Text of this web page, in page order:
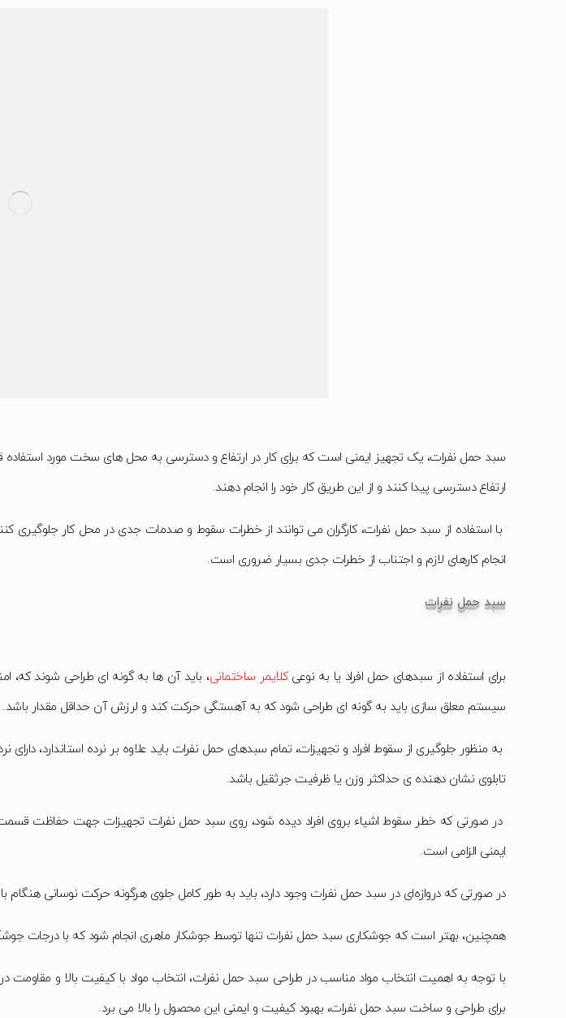
سبد حمل نفرات، یک تجهیز ایمنی است که برای کار در ارتفاع و دسترسی به محل های سخت مورد
ارتفاع دسترسی پیدا کنند و از این طریق کار خود را انجام دهند.
با استفاده از سبد حمل نفرات، کارگران می توانند از خطرات سقوط و صدمات جدی در محل کار جلوگیری
انجام کارهای لازم و اجتناب از خطرات جدی بسیار ضروری است.
سبد حمل نفرات
برای استفاده از سبدهای حمل افراد یا به نوعیکلایمر ساختمانی
سیستم معلق سازی باید به گونه ای طراحی شود که به آهستگی حرکت کند و لرزش آن حداقل مقدار باشد.
به منظور جلوگیری از سقوط افراد و تجهیزات، تمام سبدهای حمل نفرات باید علاوه بر نرده استاندارد،
تابلوی نشان دهنده ی حداکثر وزن یا ظرفیت جرثقیل باشد.
در صورتی که خطر سقوط اشیاء بروی افراد دیده شود، روی سبد حمل نفرات تجهیزات جهت حفاظت قسمت
ایمنی الزامی است.
در صورتی که دروازه‌ای در سبد حمل نفرات وجود دارد، باید به طور کامل جلوی هرگونه حرکت نوسانی هنگام
همچنین، بهتر است که جوشکاری سبد حمل نفرات تنها توسط جوشکار ماهری انجام شود که با درجات
با توجه به اهمیت انتخاب مواد مناسب در طراحی سبد حمل نفرات، انتخاب مواد با کیفیت بالا و مقاومت
برای طراحی و ساخت سبد حمل نفرات، بهبود کیفیت و ایمنی این محصول را بالا می برد.